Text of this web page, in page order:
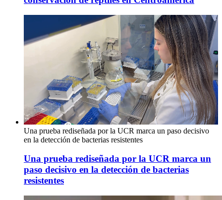
Una prueba rediseñada por la UCR marca un paso decisivo
en la detección de bacterias resistentes
Una prueba rediseñada por la UCR marca un
paso decisivo en la detección de bacterias
resistentes